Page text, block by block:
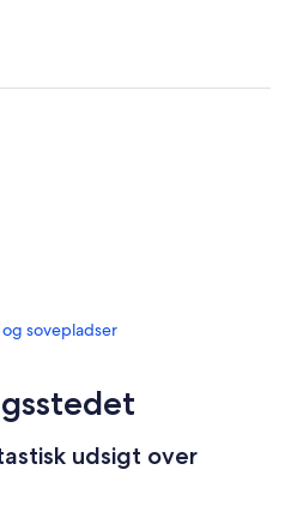
sovepladser
udsigt over